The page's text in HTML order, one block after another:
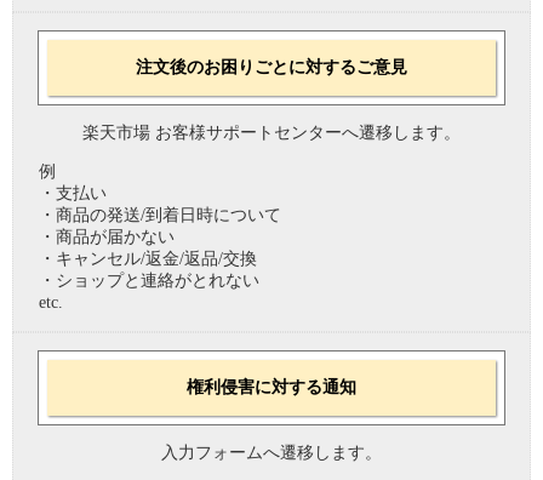
注文後のお困りごとに対するご意見
楽天市場 お客様サポートセンターへ遷移します。
例
・支払い
・商品の発送/到着日時について
・商品が届かない
・キャンセル/返金/返品/交換
・ショップと連絡がとれない
etc.
権利侵害に対する通知
入力フォームへ遷移します。